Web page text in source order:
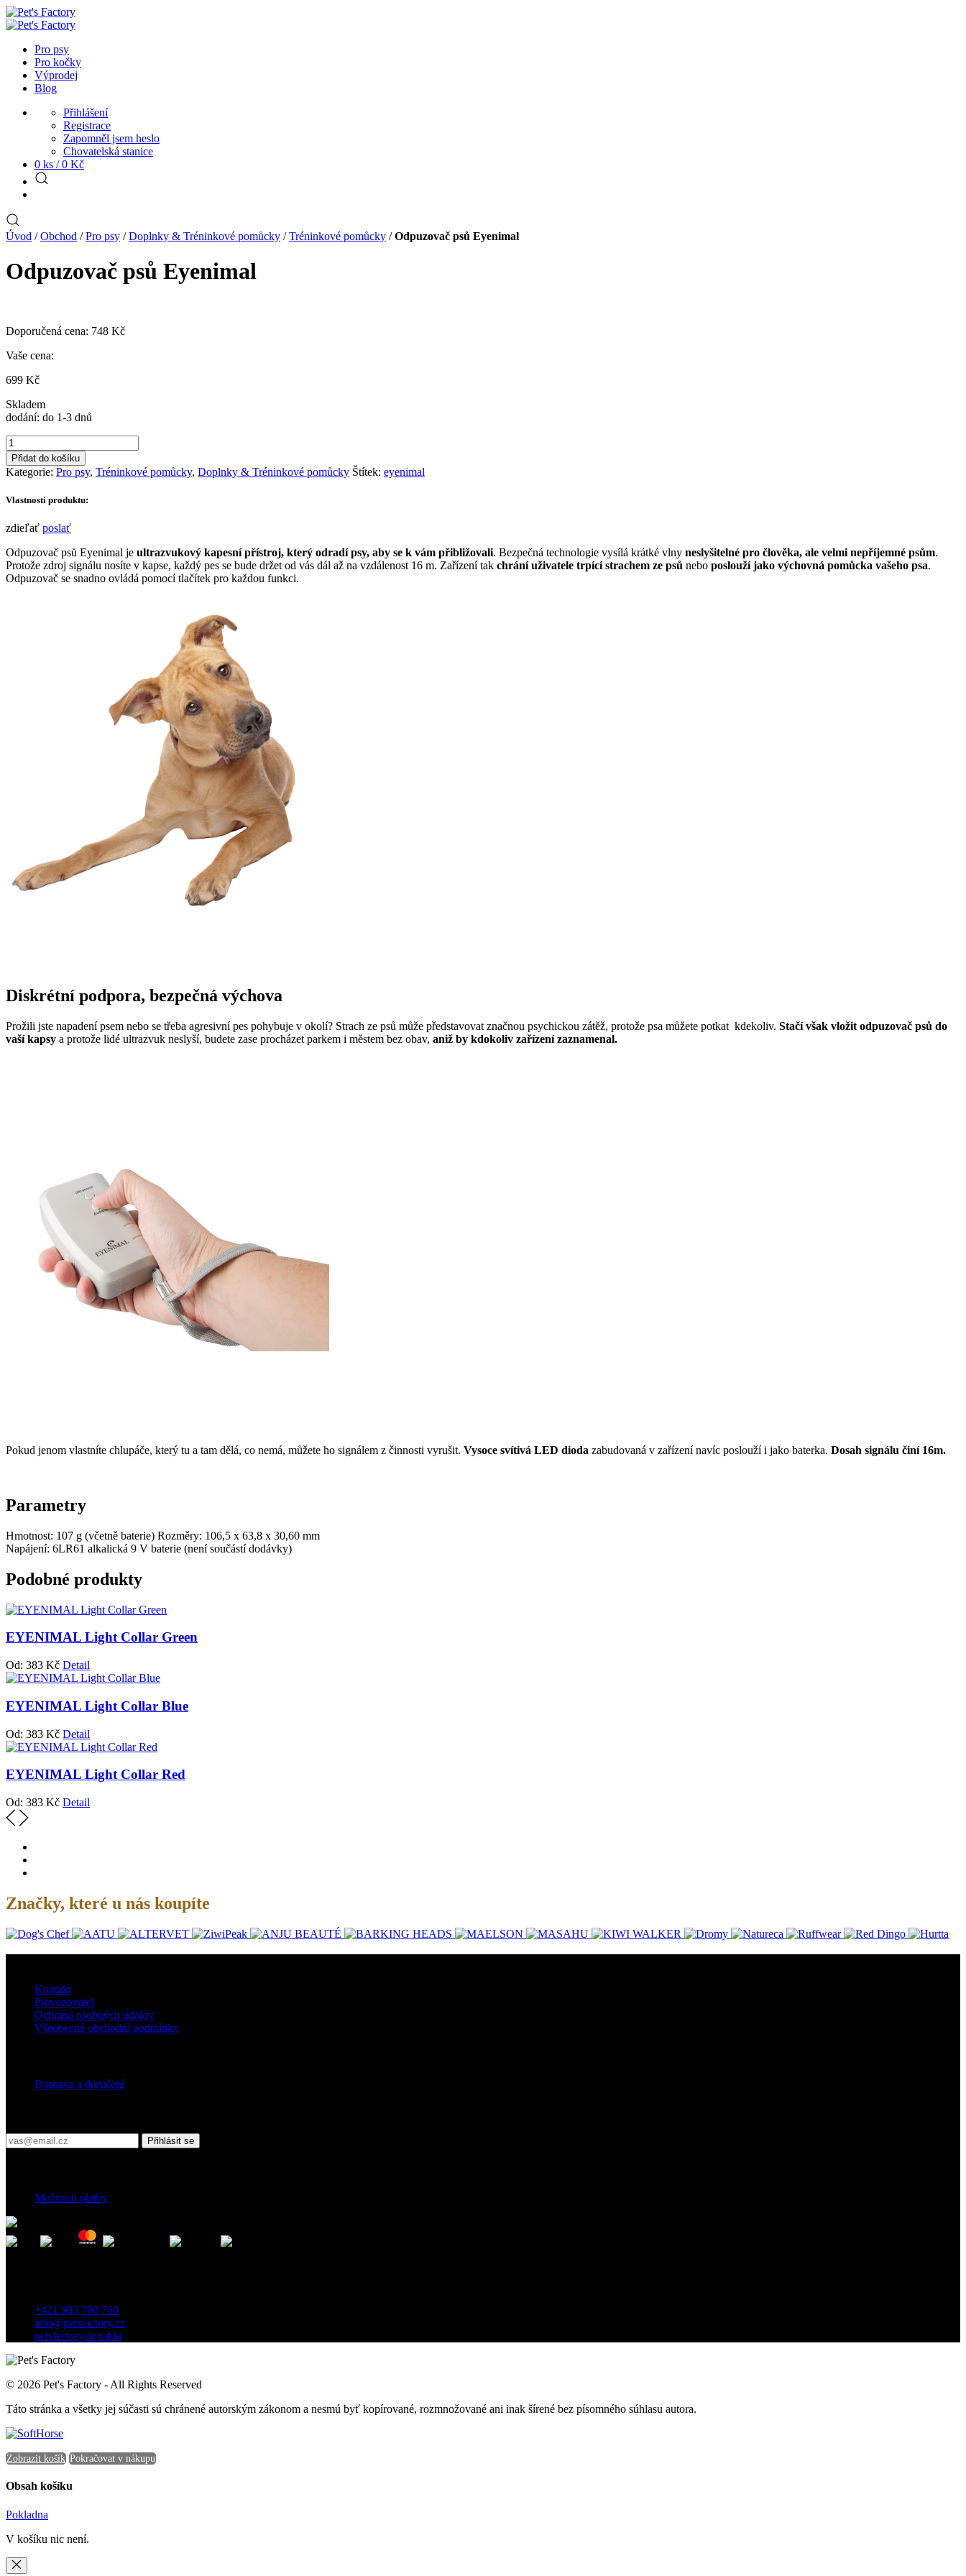
Pro psy
Pro kočky
Výprodej
Blog
Přihlášení
Registrace
Zapomněl jsem heslo
Chovatelská stanice
0 ks / 0 Kč
Úvod /Obchod /Pro psy /Doplnky & Tréninkové pomůcky /Tréninkové pomůcky /Odpuzovač psů Eyenimal
Odpuzovač psů Eyenimal
Doporučená cena: 748 Kč
Vaše cena:
699 Kč
Skladem
dodání: do 1-3 dnů
Odpuzovač
psů
Eyenimal
množství
Přidat do košíku
Kategorie: Pro psy, Tréninkové pomůcky, Doplnky & Tréninkové pomůcky Štítek: eyenimal
Vlastnosti produktu:
zdieľať poslať
Odpuzovač psů Eyenimal je ultrazvukový kapesní přístroj, který odradí psy, aby se k vám přibližovali. Bezpečná technologie vysílá krátké vlny neslyšitelné pro člověka, ale velmi nepříjemné psům.
Protože zdroj signálu nosíte v kapse, každý pes se bude držet od vás dál až na vzdálenost 16 m. Zařízení tak chrání uživatele trpící strachem ze psů nebo poslouží jako výchovná pomůcka vašeho psa.
Odpuzovač se snadno ovládá pomocí tlačítek pro každou funkci.
Diskrétní podpora, bezpečná výchova
Prožili jste napadení psem nebo se třeba agresivní pes pohybuje v okolí? Strach ze psů může představovat značnou psychickou zátěž, protože psa můžete potkat kdekoliv. Stačí však vložit odpuzovač psů do
vaší kapsy a protože lidé ultrazvuk neslyší, budete zase procházet parkem i městem bez obav, aniž by kdokoliv zařízení zaznamenal.
Pokud jenom vlastníte chlupáče, který tu a tam dělá, co nemá, můžete ho signálem z činnosti vyrušit. Vysoce svítivá LED dioda zabudovaná v zařízení navíc poslouží i jako baterka. Dosah signálu činí 16m.
Parametry
Hmotnost: 107 g (včetně baterie) Rozměry: 106,5 x 63,8 x 30,60 mm
Napájení: 6LR61 alkalická 9 V baterie (není součástí dodávky)
Podobné produkty
EYENIMAL Light Collar Green
Od: 383 Kč Detail
EYENIMAL Light Collar Blue
Od: 383 Kč Detail
EYENIMAL Light Collar Red
Od: 383 Kč Detail
Značky, které u nás koupíte
Kontakt
Provozovatel
Ochrana osobných údajov
Všeobecné obchodní podmínky
Doprava a doručení
Přihlásit se
Možnosti platby
+421 905 780 760
info@petsfactory.cz
petsfactoryslovakia
© 2026 Pet's Factory - All Rights Reserved
Táto stránka a všetky jej súčasti sú chránené autorským zákonom a nesmú byť kopírované, rozmnožované ani inak šírené bez písomného súhlasu autora.
Zobrazit košík Pokračovat v nákupu
Obsah košíku
Pokladna
V košíku nic není.